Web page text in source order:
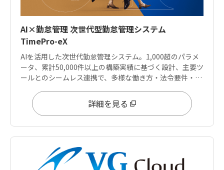
AI×勤怠管理 次世代型勤怠管理システム
TimePro-eX
AIを活用した次世代勤怠管理システム。1,000超のパラメ
ータ、累計50,000件以上の構築実績に基づく設計、主要ツ
ールとのシームレス連携で、多様な働き方・法令要件・デ
詳細を見る